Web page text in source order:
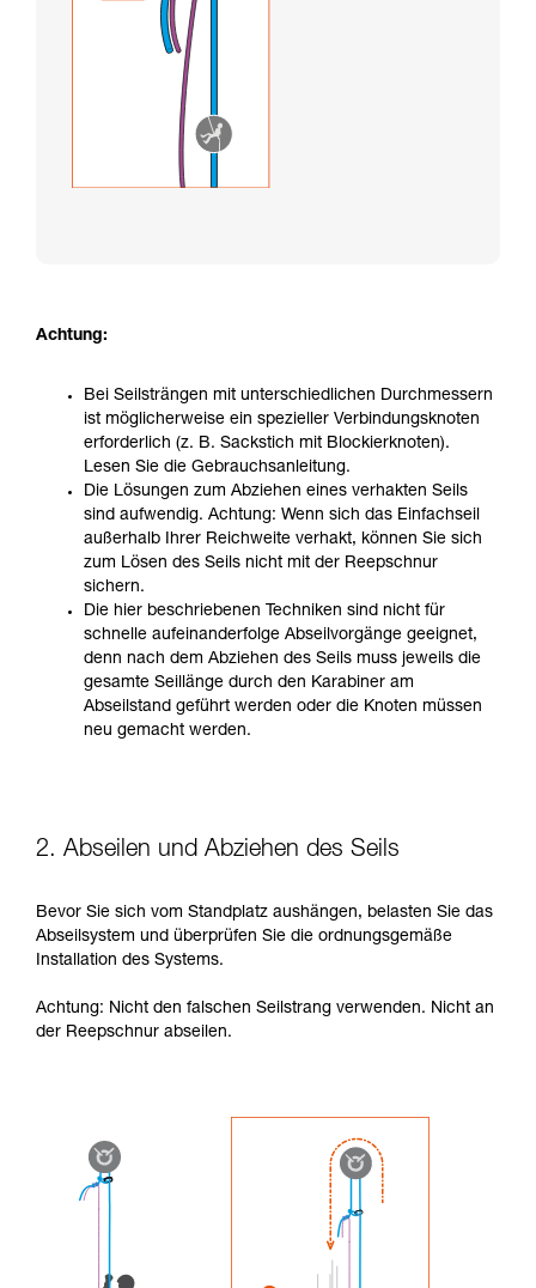
Achtung:
Bei Seilsträngen mit unterschiedlichen Durchmessern
ist möglicherweise ein spezieller Verbindungsknoten
erforderlich (z. B. Sackstich mit Blockierknoten).
Lesen Sie die Gebrauchsanleitung.
Die Lösungen zum Abziehen eines verhakten Seils
sind aufwendig. Achtung: Wenn sich das Einfachseil
außerhalb Ihrer Reichweite verhakt, können Sie sich
zum Lösen des Seils nicht mit der Reepschnur
sichern.
Die hier beschriebenen Techniken sind nicht für
schnelle aufeinanderfolge Abseilvorgänge geeignet,
denn nach dem Abziehen des Seils muss jeweils die
gesamte Seillänge durch den Karabiner am
Abseilstand geführt werden oder die Knoten müssen
neu gemacht werden.
2. Abseilen und Abziehen des Seils
Bevor Sie sich vom Standplatz aushängen, belasten Sie das
Abseilsystem und überprüfen Sie die ordnungsgemäße
Installation des Systems.
Achtung: Nicht den falschen Seilstrang verwenden. Nicht an
der Reepschnur abseilen.